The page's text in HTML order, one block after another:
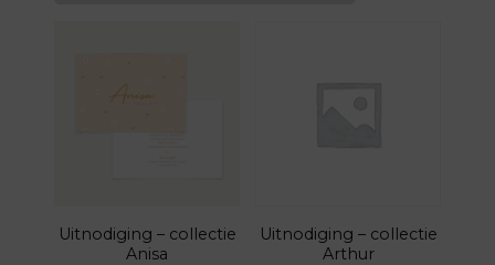
Uitnodiging – collectie
Anisa
Uitnodiging – collectie
Arthur